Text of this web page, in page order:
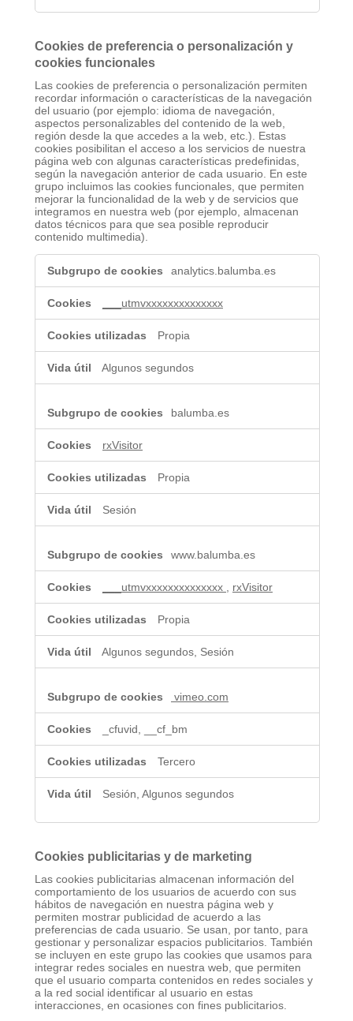
Cookies de preferencia o personalización y
cookies funcionales
Las cookies de preferencia o personalización permiten
recordar información o características de la navegación
del usuario (por ejemplo: idioma de navegación,
aspectos personalizables del contenido de la web,
región desde la que accedes a la web, etc.). Estas
cookies posibilitan el acceso a los servicios de nuestra
página web con algunas características predefinidas,
según la navegación anterior de cada usuario. En este
grupo incluimos las cookies funcionales, que permiten
mejorar la funcionalidad de la web y de servicios que
integramos en nuestra web (por ejemplo, almacenan
datos técnicos para que sea posible reproducir
contenido multimedia).
Cookies
de
preferencia
personalización
funcionales
analytics.balumba.es
___utmvxxxxxxxxxxxxxx
Propia
Algunos segundos
balumba.es
rxVisitor
Propia
Sesión
www.balumba.es
___utmvxxxxxxxxxxxxxx rxVisitor
Propia
Algunos segundos, Sesión
vimeo.com
_cfuvid, __cf_bm
Tercero
Sesión, Algunos segundos
Cookies publicitarias y de marketing
Las cookies publicitarias almacenan información del
comportamiento de los usuarios de acuerdo con sus
hábitos de navegación en nuestra página web y
permiten mostrar publicidad de acuerdo a las
preferencias de cada usuario. Se usan, por tanto, para
gestionar y personalizar espacios publicitarios. También
se incluyen en este grupo las cookies que usamos para
integrar redes sociales en nuestra web, que permiten
que el usuario comparta contenidos en redes sociales y
a la red social identificar al usuario en estas
interacciones, en ocasiones con fines publicitarios.